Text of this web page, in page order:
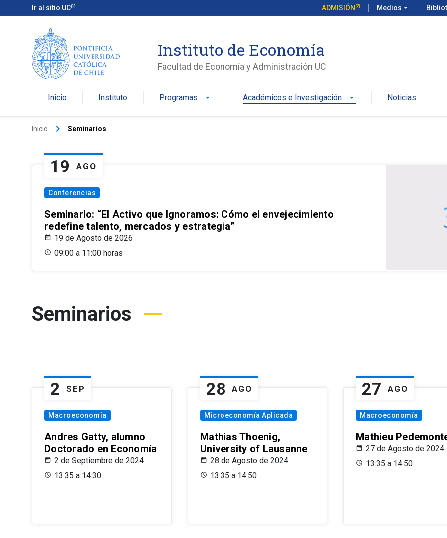
Ir al sitio UC ADMISIÓN Medios arrow_drop_down
Instituto de Economía
Facultad de Economía y Administración UC
Inicio Instituto Programas arrow_drop_down Académicos e Investigación arrow_drop_down Noticias
Inicio keyboard_arrow_right Seminarios
19 AGO
Conferencias
Seminario: “El Activo que Ignoramos: Cómo el envejecimiento
redefine talento, mercados y estrategia”
19 de Agosto de 2026
09:00 a 11:00 horas
Seminarios
2 SEP
Macroeconomía
Andres Gatty, alumno
Doctorado en Economía
2 de Septiembre de 2024
13:35 a 14:30
28 AGO
Microeconomía Aplicada
Mathias Thoenig,
University of Lausanne
28 de Agosto de 2024
13:35 a 14:50
27 AGO
Macroeconomía
Mathieu
27 de Agosto de 2024
13:35 a 14:50